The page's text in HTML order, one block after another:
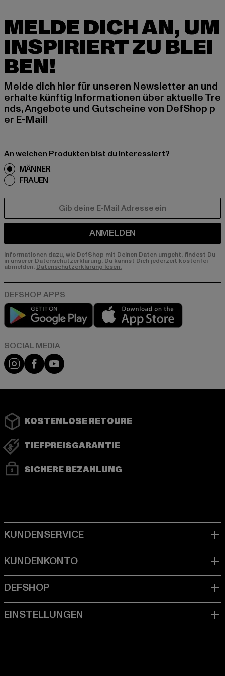
MELDE DICH AN, UM
INSPIRIERT ZU BLEI
BEN!
Melde dich hier für unseren Newsletter an und
erhalte künftig Informationen über aktuelle Tre
nds, Angebote und Gutscheine von DefShop p
er E-Mail!
An welchen Produkten bist du interessiert?
MÄNNER
FRAUEN
ANMELDEN
Informationen dazu, wie DefShop mit Deinen Daten umgeht, findest Du
in unserer Datenschutzerklärung. Du kannst Dich jederzeit kostenfei
abmelden.Datenschutzerklärung lesen.
Play market
Instagram
FacebookYouTube
KOSTENLOSE RETOURE
TIEFPREISGARANTIE
SICHERE BEZAHLUNG